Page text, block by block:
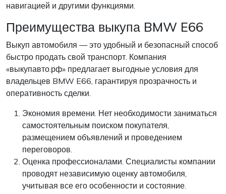
навигацией и другими функциями.
Преимущества выкупа BMW E66
Выкуп автомобиля — это удобный и безопасный способ
быстро продать свой транспорт. Компания
«выкупавто.рф» предлагает выгодные условия для
владельцев BMW E66, гарантируя прозрачность и
оперативность сделки.
Экономия времени. Нет необходимости заниматься
самостоятельным поиском покупателя,
размещением объявлений и проведением
переговоров.
Оценка профессионалами. Специалисты компании
проводят независимую оценку автомобиля,
учитывая все его особенности и состояние.